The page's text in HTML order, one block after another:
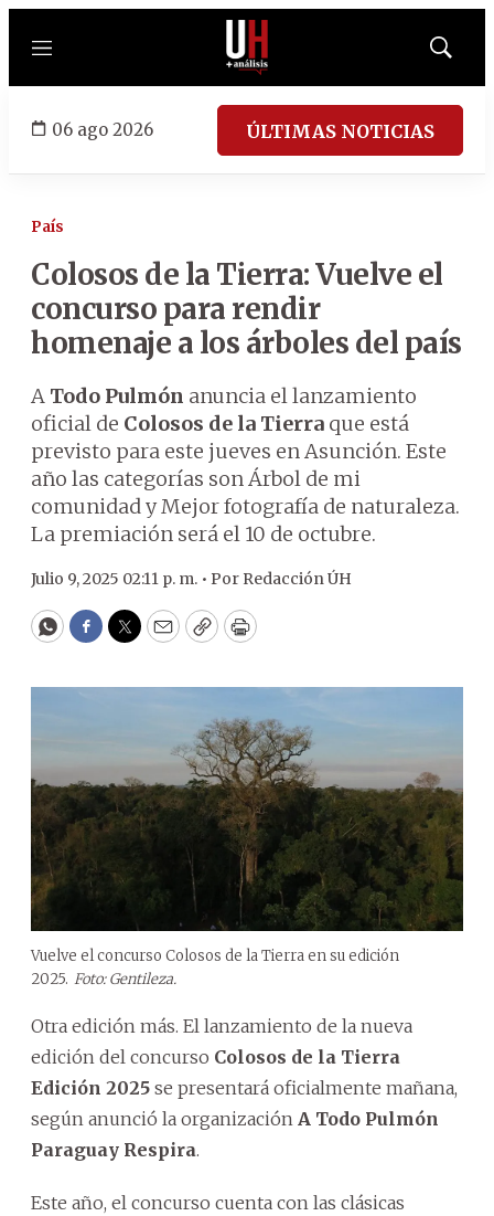
Menú
Mostrar
06 ago 2026 ÚLTIMAS NOTICIAS
País
Colosos de la Tierra: Vuelve el
concurso para rendir
homenaje a los árboles del país
A Todo Pulmón anuncia el lanzamiento
oficial de Colosos de la Tierra que está
previsto para este jueves en Asunción. Este
año las categorías son Árbol de mi
comunidad y Mejor fotografía de naturaleza.
La premiación será el 10 de octubre.
Julio 9, 2025 02:11 p. m. • Por Redacción ÚH
WhatsApp
Facebook
Twitter
EmailCopyPrint
Vuelve el concurso Colosos de la Tierra en su edición
2025. Foto: Gentileza.
Otra edición más. El lanzamiento de la nueva
edición del concurso Colosos de la Tierra
Edición 2025 se presentará oficialmente mañana,
según anunció la organización A Todo Pulmón
Paraguay Respira.
Este año, el concurso cuenta con las clásicas